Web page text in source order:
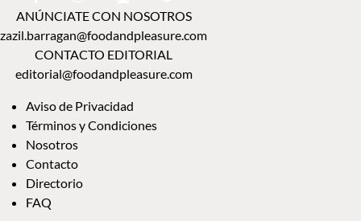
ANÚNCIATE CON NOSOTROS
zazil.barragan@foodandpleasure.com
CONTACTO EDITORIAL
editorial@foodandpleasure.com
Aviso de Privacidad
Términos y Condiciones
Nosotros
Contacto
Directorio
FAQ